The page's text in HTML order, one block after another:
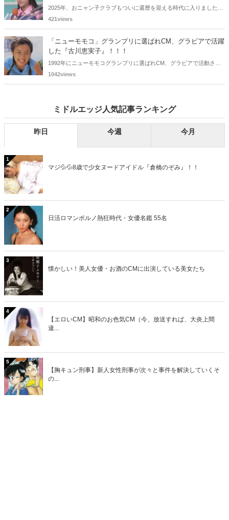
2025年、おニャン子クラブもついに還暦を迎える時代に入りました。
おニャン子クラブの元メンバーは全員が昭和40年代生まれで、そのう
れ）の二人です。しかも、この二人には年齢以外の共通点もありま
す。さて、誰と誰でしょうか？
421views
「ニューモモコ」グランプリに選ばれCM、グラビアで活躍
した『古川恵実子』！！！
1992年にニューモモコグランプリに選ばれCM、グラビアで活動され
ていた古川恵実子さん。2010年3月頃まではラジオDJを担当されてい
1042views
ミドルエッジ人気記事ランキング
昨日 今週 今月
1
マジ💦💦8歳で少女ヌードアイドル『倉橋のぞみ』！！
2
日活ロマンポルノ熱狂時代・女優名鑑 55名
3
懐かしい！美人女優・お酒のCMに出演している美女たち
4
【エロいCM】昭和のお色気CM（今、放送すれば、大炎上間
違...
5
【胸キュン刑事】新人女性刑事が次々と事件を解決していくそ
の...